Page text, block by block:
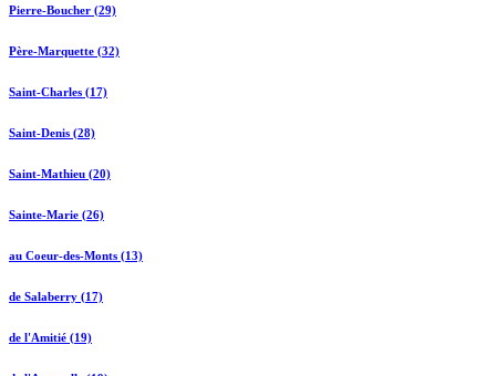
Pierre-Boucher (29)
Père-Marquette (32)
Saint-Charles (17)
Saint-Denis (28)
Saint-Mathieu (20)
Sainte-Marie (26)
au Coeur-des-Monts (13)
de Salaberry (17)
de l'Amitié (19)